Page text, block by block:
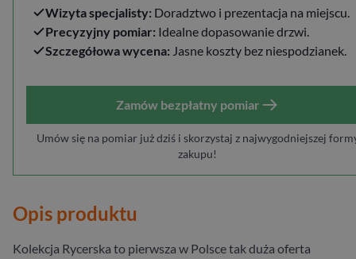
Wizyta specjalisty: Doradztwo i prezentacja na miejscu.
Precyzyjny pomiar: Idealne dopasowanie drzwi.
Szczegółowa wycena: Jasne koszty bez niespodzianek.
Zamów bezpłatny pomiar
Umów się na pomiar już dziś i skorzystaj z najwygodniejszej
zakupu!
Opis produktu
Kolekcja Rycerska to pierwsza w Polsce tak duża oferta